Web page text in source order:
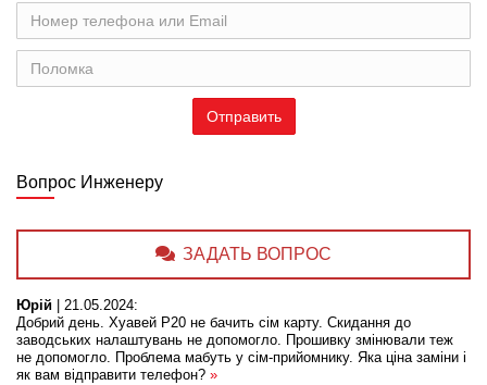
Вопрос Инженеру
Юрій 21.05.2024:
Добрий день. Хуавей Р20 не бачить сім карту. Скидання до
заводських налаштувань не допомогло. Прошивку змінювали теж
не допомогло. Проблема мабуть у сім-прийомнику. Яка ціна заміни і
як вам відправити телефон? »
ЗАДАТЬ ВОПРОС